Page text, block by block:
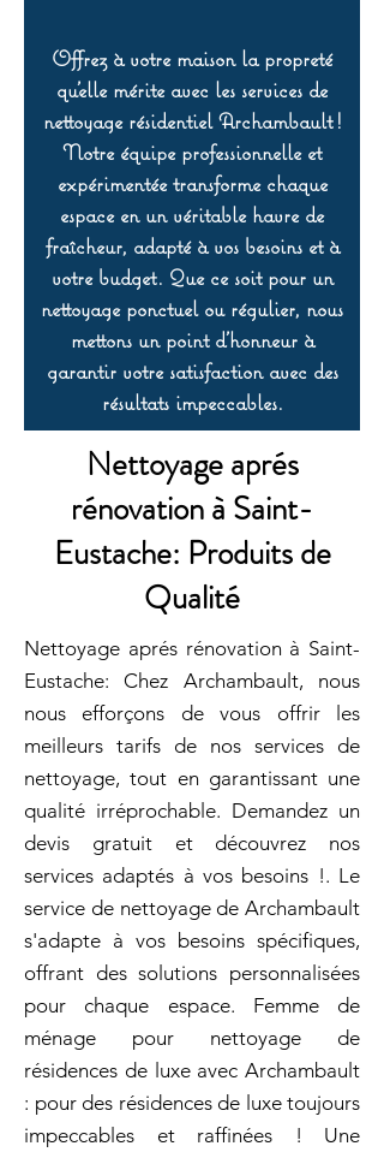
Offrez à votre maison la propreté
qu’elle mérite avec les services de
nettoyage résidentiel Archambault !
Notre équipe professionnelle et
expérimentée transforme chaque
espace en un véritable havre de
fraîcheur, adapté à vos besoins et à
votre budget. Que ce soit pour un
nettoyage ponctuel ou régulier, nous
mettons un point d’honneur à
garantir votre satisfaction avec des
résultats impeccables.
Nettoyage aprés
rénovation à Saint-
Eustache: Produits de
Qualité
Nettoyage aprés rénovation à Saint-
Eustache: Chez Archambault, nous
nous efforçons de vous offrir les
meilleurs tarifs de nos services de
nettoyage, tout en garantissant une
qualité irréprochable. Demandez un
devis gratuit et découvrez nos
services adaptés à vos besoins !. Le
service de nettoyage de Archambault
s'adapte à vos besoins spécifiques,
offrant des solutions personnalisées
pour chaque espace. Femme de
ménage pour nettoyage de
résidences de luxe avec Archambault
: pour des résidences de luxe toujours
impeccables et raffinées ! Une